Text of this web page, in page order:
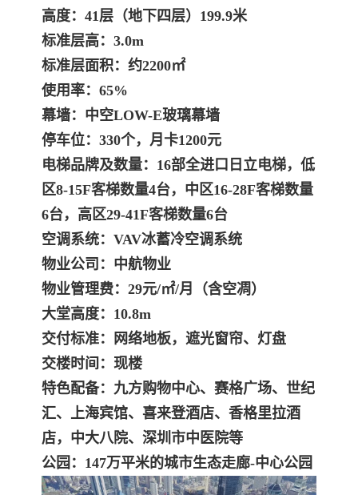
高度：41层（地下四层）199.9米
标准层高：3.0m
标准层面积：约2200㎡
使用率：65%
幕墙：中空LOW-E玻璃幕墙
停车位：330个，月卡1200元
电梯品牌及数量：16部全进口日立电梯，低
区8-15F客梯数量4台，中区16-28F客梯数量
6台，高区29-41F客梯数量6台
空调系统：VAV冰蓄冷空调系统
物业公司：中航物业
物业管理费：29元/㎡/月（含空凋）
大堂高度：10.8m
交付标准：网络地板，遮光窗帘、灯盘
交楼时间：现楼
特色配备：九方购物中心、赛格广场、世纪
汇、上海宾馆、喜来登酒店、香格里拉酒
店，中大八院、深圳市中医院等
公园：147万平米的城市生态走廊-中心公园